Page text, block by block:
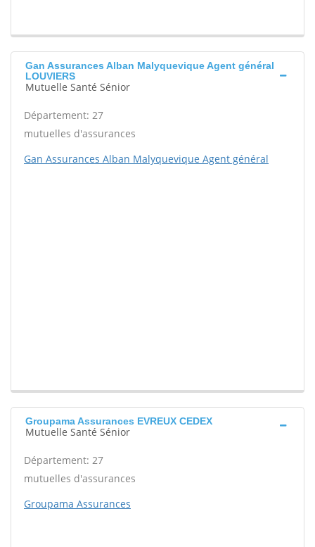
Gan Assurances Alban Malyquevique Agent général
LOUVIERS
Mutuelle Santé Sénior
Département: 27
mutuelles d'assurances
Gan Assurances Alban Malyquevique Agent général
Groupama Assurances EVREUX CEDEX
Mutuelle Santé Sénior
Département: 27
mutuelles d'assurances
Groupama Assurances